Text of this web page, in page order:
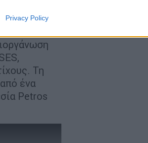
Privacy Policy
Τη
ένα
Petros